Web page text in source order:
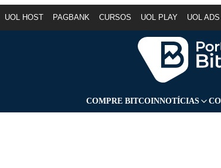
UOL HOST PAGBANK CURSOS UOL PLAY UOL ADS
COMPRE BITCOINNOTÍCIAS